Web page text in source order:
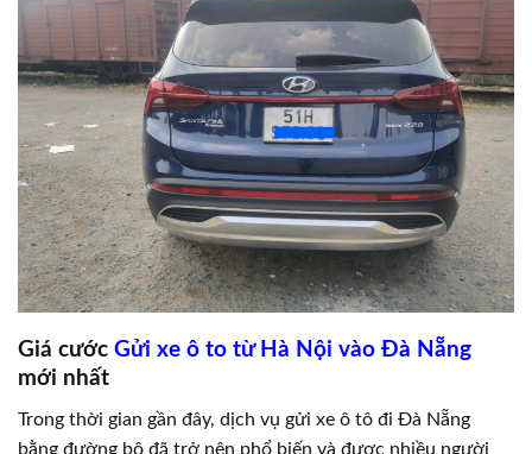
Giá cước Gửi xe ô to từ Hà Nội vào Đà Nẵng
mới nhất
Trong thời gian gần đây, dịch vụ gửi xe ô tô đi Đà Nẵng
bằng đường bộ đã trở nên phổ biến và được nhiều người